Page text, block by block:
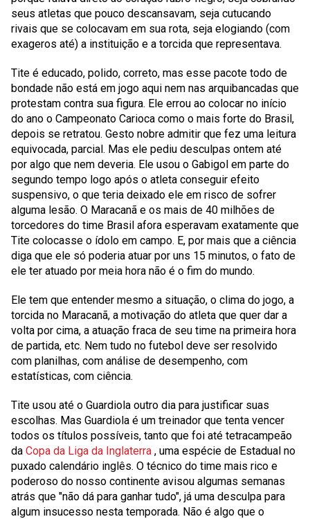
seus atletas que pouco descansavam, seja cutucando
rivais que se colocavam em sua rota, seja elogiando (com
exageros até) a instituição e a torcida que representava.
Tite é educado, polido, correto, mas esse pacote todo de
bondade não está em jogo aqui nem nas arquibancadas que
protestam contra sua figura. Ele errou ao colocar no início
do ano o Campeonato Carioca como o mais forte do Brasil,
depois se retratou. Gesto nobre admitir que fez uma leitura
equivocada, parcial. Mas ele pediu desculpas ontem até
por algo que nem deveria. Ele usou o Gabigol em parte do
segundo tempo logo após o atleta conseguir efeito
suspensivo, o que teria deixado ele em risco de sofrer
alguma lesão. O Maracanã e os mais de 40 milhões de
torcedores do time Brasil afora esperavam exatamente que
Tite colocasse o ídolo em campo. E, por mais que a ciência
diga que ele só poderia atuar por uns 15 minutos, o fato de
ele ter atuado por meia hora não é o fim do mundo.
Ele tem que entender mesmo a situação, o clima do jogo, a
torcida no Maracanã, a motivação do atleta que quer dar a
volta por cima, a atuação fraca de seu time na primeira hora
de partida, etc. Nem tudo no futebol deve ser resolvido
com planilhas, com análise de desempenho, com
estatísticas, com ciência.
Tite usou até o Guardiola outro dia para justificar suas
escolhas. Mas Guardiola é um treinador que tenta vencer
todos os títulos possíveis, tanto que foi até tetracampeão
da Copa da Liga da Inglaterra , uma espécie de Estadual no
puxado calendário inglês. O técnico do time mais rico e
poderoso do nosso continente avisou algumas semanas
atrás que "não dá para ganhar tudo", já uma desculpa para
algum insucesso nesta temporada. Não é algo que o